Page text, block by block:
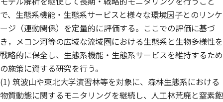
で、生態系機能・生態系サービスと様々な環境因子とのリンケ
ージ（連動関係）を定量的に評価する。ここでの評価に基づ
き，メコン河等の広域な流域圏における生態系と生物多様性を
戦略的に保全し、生態系機能・生態系サービスを維持するため
の施策に資する研究を行う。
(1) 筑波山や東北大学演習林等を対象に、森林生態系における
物質動態に関するモニタリングを継続し、人工林荒廃と窒素飽